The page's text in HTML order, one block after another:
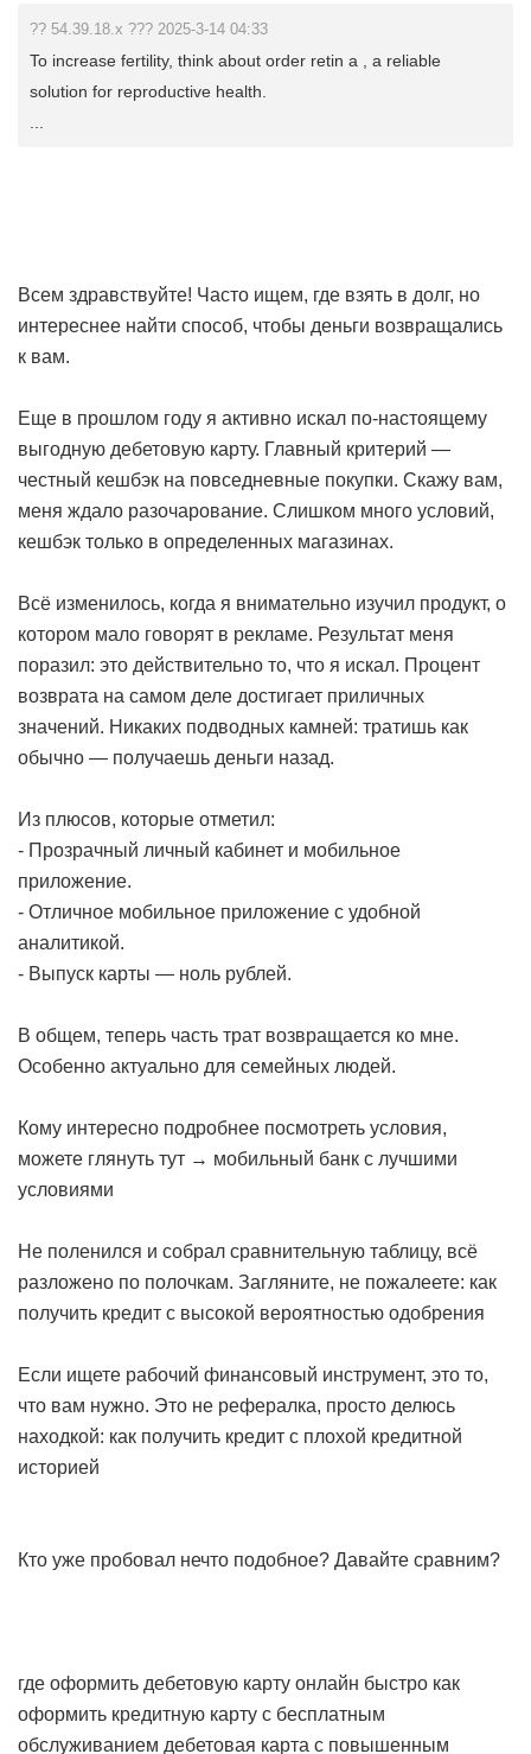
?? 54.39.18.x ??? 2025-3-14 04:33
To increase fertility, think about order retin a , a reliable
solution for reproductive health.
Всем здравствуйте! Часто ищем, где взять в долг, но
интереснее найти способ, чтобы деньги возвращались
к вам.
Еще в прошлом году я активно искал по-настоящему
выгодную дебетовую карту. Главный критерий —
честный кешбэк на повседневные покупки. Скажу вам,
меня ждало разочарование. Слишком много условий,
кешбэк только в определенных магазинах.
Всё изменилось, когда я внимательно изучил продукт, о
котором мало говорят в рекламе. Результат меня
поразил: это действительно то, что я искал. Процент
возврата на самом деле достигает приличных
значений. Никаких подводных камней: тратишь как
обычно — получаешь деньги назад.
Из плюсов, которые отметил:
- Прозрачный личный кабинет и мобильное
приложение.
- Отличное мобильное приложение с удобной
аналитикой.
- Выпуск карты — ноль рублей.
В общем, теперь часть трат возвращается ко мне.
Особенно актуально для семейных людей.
Кому интересно подробнее посмотреть условия,
можете глянуть тут → мобильный банк с лучшими
условиями
Не поленился и собрал сравнительную таблицу, всё
разложено по полочкам. Загляните, не пожалеете: как
получить кредит с высокой вероятностью одобрения
Если ищете рабочий финансовый инструмент, это то,
что вам нужно. Это не рефералка, просто делюсь
находкой: как получить кредит с плохой кредитной
историей
Кто уже пробовал нечто подобное? Давайте сравним?
где оформить дебетовую карту онлайн быстро как
оформить кредитную карту с бесплатным
обслуживанием дебетовая карта с повышенным